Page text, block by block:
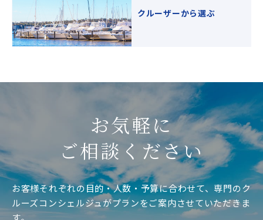
クルーザーから選ぶ
お気軽に
ご相談ください
お客様それぞれの目的・人数・予算に合わせて、専門のク
ルーズコンシェルジュがプランをご案内させていただきま
す。